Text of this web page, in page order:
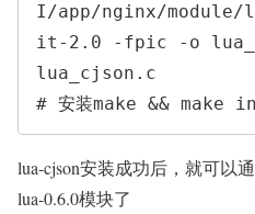
I/app/nginx/
it-2.0 -fpic -o
lua_cjson.c
# 安装make && make
lua-cjson安装成功后，就可以
lua-0.6.0模块了